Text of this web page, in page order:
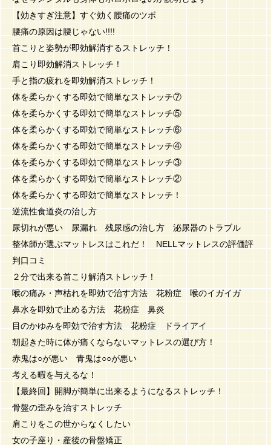
【効きすぎ注意】すぐ効く腰痛のツボ
腰痛の原因は腰じゃない!!!!
首こりと姿勢が即効解消するストレッチ！
肩こり即効解消ストレッチ！
手と指の疲れを即効解消ストレッチ！
体を柔らかくする即効で簡単なストレッチ⑦
体を柔らかくする即効で簡単なストレッチ⑤
体を柔らかくする即効で簡単なストレッチ⑥
体を柔らかくする即効で簡単なストレッチ④
体を柔らかくする即効で簡単なストレッチ③
体を柔らかくする即効で簡単なストレッチ②
体を柔らかくする即効で簡単なストレッチ！
逆流性食道炎の治し方
尿切れが悪い 尿漏れ 残尿感の治し方 泌尿器のトラブル
整体師が選ぶマットレスはこれだ！ NELLマットレスの評価評
判口コミ
２分で出来る首こり解消ストレッチ！
喉の痛み・声枯れを即効で治す方法 花粉症 喉のイガイガ
鼻水を即効で止める方法 花粉症 鼻炎
目のかゆみを即効で治す方法 花粉症 ドライアイ
朝起きた時に体が痛くならないマットレスの選び方！
赤鬼は○が悪い 青鬼は○○が悪い
考える暇を与えるな！
【最終回】開脚が簡単に出来るようになるストレッチ！
骨盤の歪みを治すストレッチ
肩こりをこの世からなくしたい
女の子座り・産後の骨盤矯正